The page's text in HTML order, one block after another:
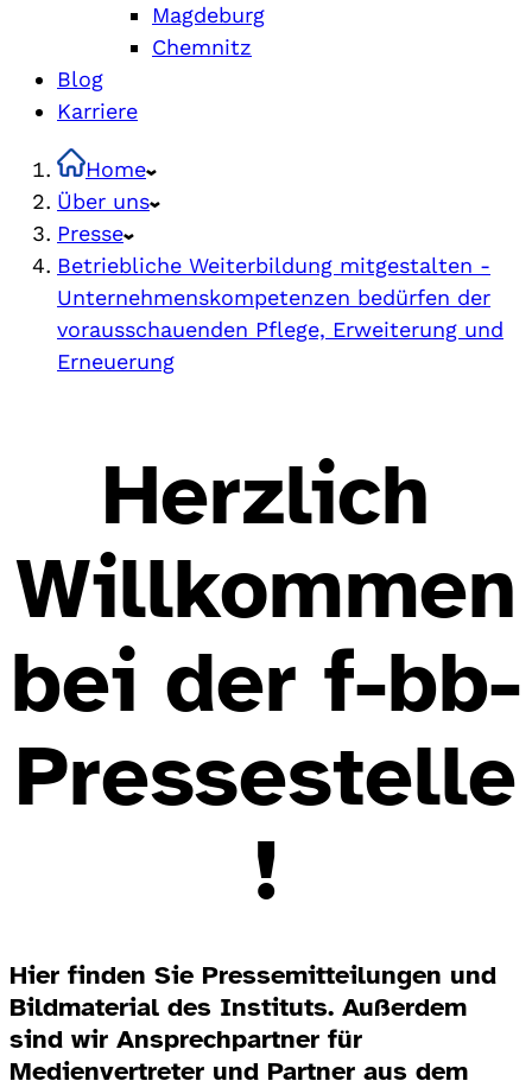
Magdeburg
Chemnitz
Blog
Karriere
Home
Über uns
Presse
Betriebliche Weiterbildung mitgestalten -
Unternehmenskompetenzen bedürfen der
vorausschauenden Pflege, Erweiterung und
Erneuerung
Herzlich
Willkommen
bei der f-bb-
Pressestelle
!
Hier finden Sie Pressemitteilungen und
Bildmaterial des Instituts. Außerdem
sind wir Ansprechpartner für
Medienvertreter und Partner aus dem